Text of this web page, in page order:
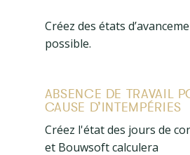
Créez des états
possible.
ABSENCE DE TRAVAIL
CAUSE D’INTEMPÉRIES
Créez l'état des jours de
et Bouwsoft calculera